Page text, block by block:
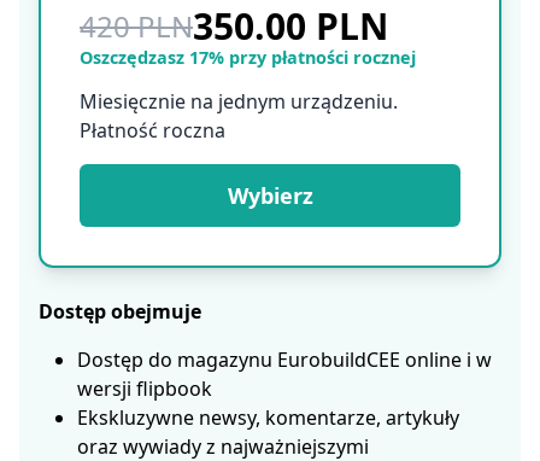
420 PLN350.00 PLN
Oszczędzasz 17% przy płatności rocznej
Miesięcznie na jednym urządzeniu.
Płatność roczna
Wybierz
Dostęp obejmuje
Dostęp do magazynu EurobuildCEE online i w
wersji flipbook
Ekskluzywne newsy, komentarze, artykuły
oraz wywiady z najważniejszymi